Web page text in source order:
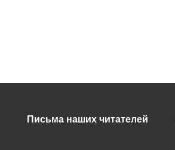
Письма наших читателей